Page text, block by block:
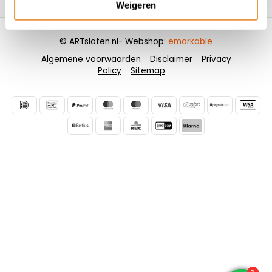
Weigeren
Algemene voorwaarden Disclaimer
Privacy
Policy
Sitemap
© ARTsloten.nl- Webshop: emarkable